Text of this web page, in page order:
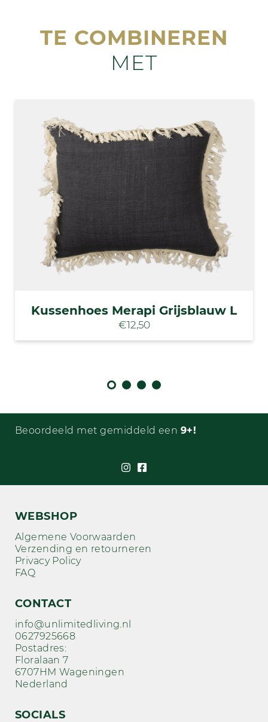
TE COMBINEREN
MET
Kussenhoes Merapi Grijsblauw L
€12,50
Beoordeeld met gemiddeld een 9+!
WEBSHOP
Algemene Voorwaarden
Verzending en retourneren
Privacy Policy
FAQ
CONTACT
info@unlimitedliving.nl
0627925668
Postadres:
Floralaan 7
6707HM Wageningen
Nederland
SOCIALS